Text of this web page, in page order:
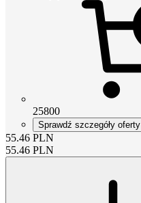
25800
Sprawdź szczegóły oferty
55.46 PLN
55.46 PLN